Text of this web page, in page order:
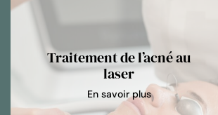
Traitement de l’acné au
laser
En savoir plus